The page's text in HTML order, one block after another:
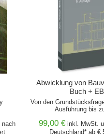
nach
Abwicklung von
Buch +
Von den
Ausführung bis
99,00 € inkl. MwSt.
Deutschland* ab €